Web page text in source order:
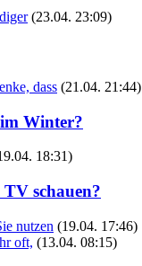
(23.04. 23:09)
dass (21.04. 21:44)
Winter?
18:31)
schauen?
nutzen (19.04. 17:46)
oft, (13.04. 08:15)